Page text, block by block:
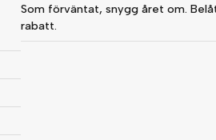
name
Som förväntat, snygg året om.
rabatt.